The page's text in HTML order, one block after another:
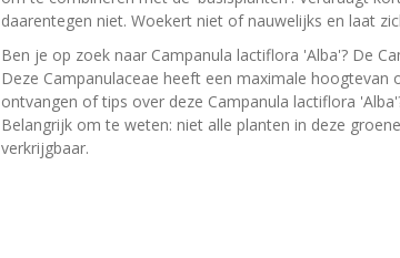
daarentegen niet. Woekert niet of nauwelijks en laat
Ben je op zoek naar Campanula lactiflora 'Alba'? De
Deze Campanulaceae heeft een maximale
ontvangen of tips over deze Campanula lactiflora
Belangrijk om te weten: niet alle planten in deze
verkrijgbaar.